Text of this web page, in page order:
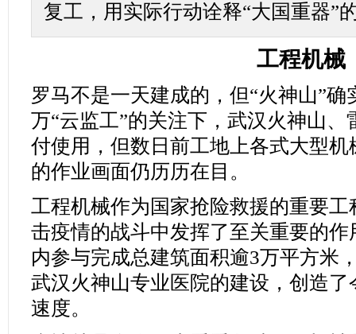
复工，用实际行动诠释“大国重器”
工程机械
罗马不是一天建成的，但“火神山”
万“云监工”的关注下，武汉火神山
付使用，但数日前工地上各式大型
的作业画面仍历历在目。
工程机械作为国家抢险救援的重要
击疫情的战斗中发挥了至关重要的
内参与完成总建筑面积逾3万平方米
武汉火神山专业医院的建设，创造
速度。